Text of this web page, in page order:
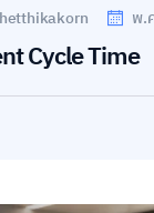
พ.
Cycle Time